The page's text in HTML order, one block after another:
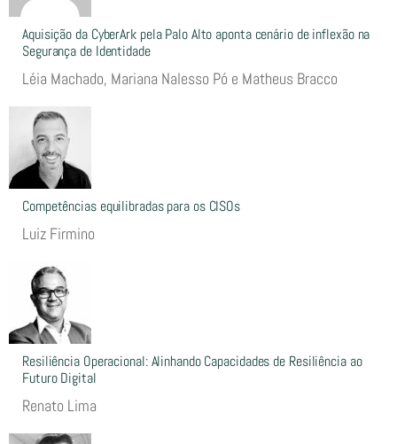
Aquisição da CyberArk pela Palo Alto aponta cenário de inflexão na
Segurança de Identidade
Léia Machado, Mariana Nalesso Pó e Matheus Bracco
Competências equilibradas para os CISOs
Luiz Firmino
Resiliência Operacional: Alinhando Capacidades de Resiliência ao
Futuro Digital
Renato Lima